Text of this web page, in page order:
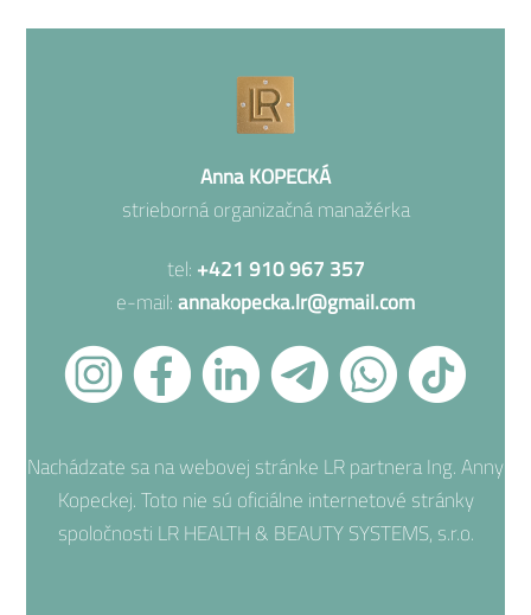
Anna KOPECKÁ
strieborná organizačná manažérka
tel: +421 910 967 357
e-mail:annakopecka.lr@gmail.com
Nachádzate sa na webovej stránke LR partnera Ing. Anny
Kopeckej. Toto nie sú oficiálne internetové stránky
spoločnosti LR HEALTH & BEAUTY SYSTEMS, s.r.o.